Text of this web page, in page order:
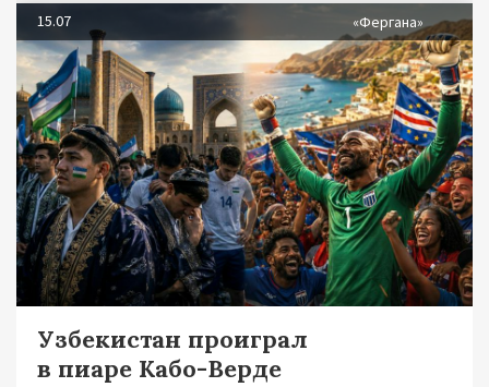
15.07 «Фергана»
Узбекистан проиграл
в пиаре Кабо-Верде